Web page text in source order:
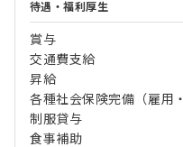
待遇・福利厚生
賞与
交通費支給
昇給
各種社会保険完備（雇用
制服貸与
食事補助